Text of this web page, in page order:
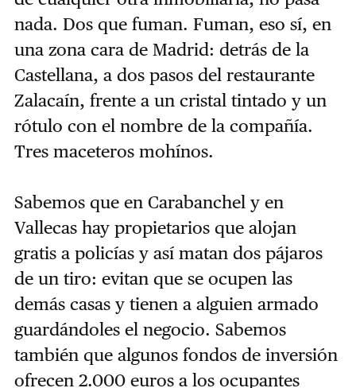
nada. Dos que fuman. Fuman, eso sí, en
una zona cara de Madrid: detrás de la
Castellana, a dos pasos del restaurante
Zalacaín, frente a un cristal tintado y un
rótulo con el nombre de la compañía.
Tres maceteros mohínos.
Sabemos que en Carabanchel y en
Vallecas hay propietarios que alojan
gratis a policías y así matan dos pájaros
de un tiro: evitan que se ocupen las
demás casas y tienen a alguien armado
guardándoles el negocio. Sabemos
también que algunos fondos de inversión
ofrecen 2.000 euros a los ocupantes